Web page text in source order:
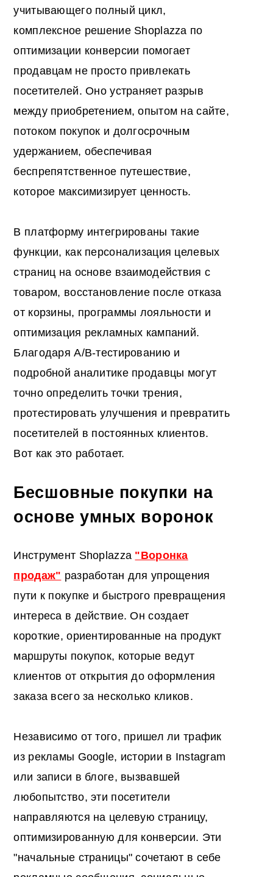
учитывающего полный цикл,
комплексное решение Shoplazza по
оптимизации конверсии помогает
продавцам не просто привлекать
посетителей. Оно устраняет разрыв
между приобретением, опытом на сайте,
потоком покупок и долгосрочным
удержанием, обеспечивая
беспрепятственное путешествие,
которое максимизирует ценность.
В платформу интегрированы такие
функции, как персонализация целевых
страниц на основе взаимодействия с
товаром, восстановление после отказа
от корзины, программы лояльности и
оптимизация рекламных кампаний.
Благодаря A/B-тестированию и
подробной аналитике продавцы могут
точно определить точки трения,
протестировать улучшения и превратить
посетителей в постоянных клиентов.
Вот как это работает.
Бесшовные покупки на
основе умных воронок
Инструмент Shoplazza "Воронка
продаж" разработан для упрощения
пути к покупке и быстрого превращения
интереса в действие. Он создает
короткие, ориентированные на продукт
маршруты покупок, которые ведут
клиентов от открытия до оформления
заказа всего за несколько кликов.
Независимо от того, пришел ли трафик
из рекламы Google, истории в Instagram
или записи в блоге, вызвавшей
любопытство, эти посетители
направляются на целевую страницу,
оптимизированную для конверсии. Эти
"начальные страницы" сочетают в себе